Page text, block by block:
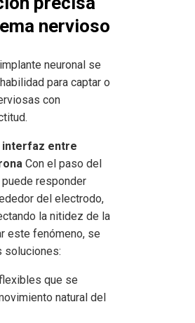
nervioso
neuronal se
para captar o
con
interfaz entre
Con el paso del
responder
del electrodo,
la nitidez de la
este fenómeno, se
soluciones:
que se
natural del